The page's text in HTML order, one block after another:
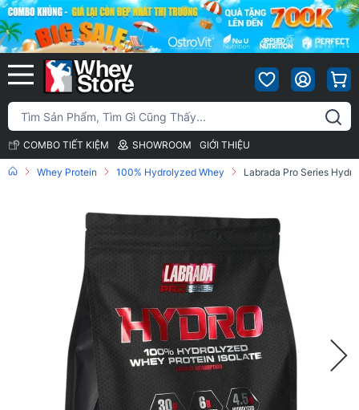
COMBO TIẾT KIỆM SHOWROOM GIỚI THIỆU
Whey Protein 100% Hydrolyzed Whey Labrada Pro Series